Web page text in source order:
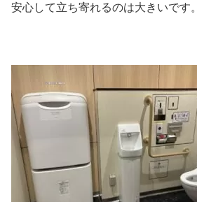
安心して立ち寄れるのは大きいです。